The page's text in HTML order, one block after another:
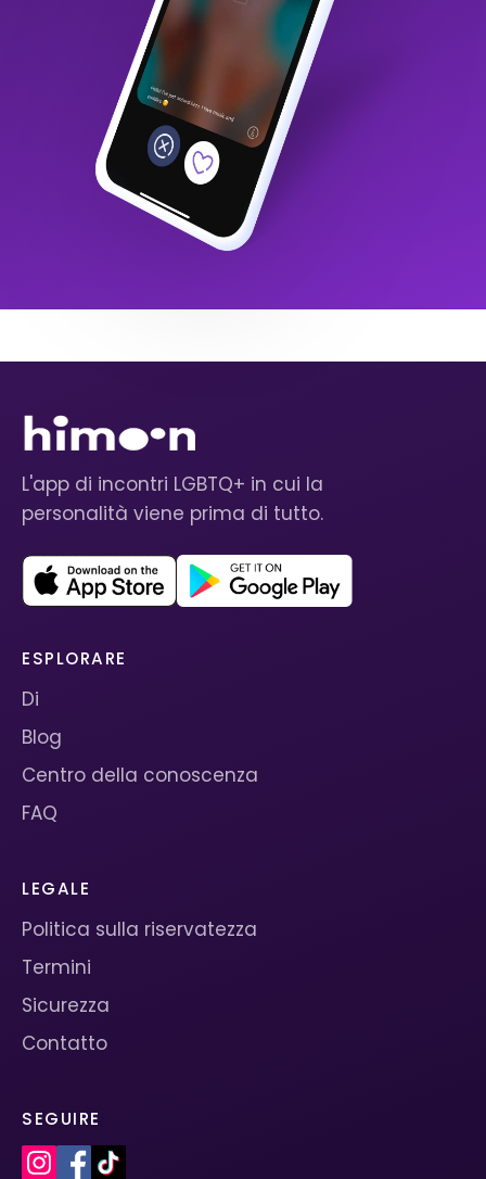
L'app di incontri LGBTQ+ in cui la
personalità viene prima di tutto.
ESPLORARE
Di
Blog
Centro della conoscenza
FAQ
LEGALE
Politica sulla riservatezza
Termini
Sicurezza
Contatto
SEGUIRE